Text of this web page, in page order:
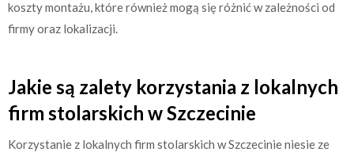
koszty montażu, które również mogą się różnić w zależności od
firmy oraz lokalizacji.
Jakie są zalety korzystania z lokalnych
firm stolarskich w Szczecinie
Korzystanie z lokalnych firm stolarskich w Szczecinie niesie ze